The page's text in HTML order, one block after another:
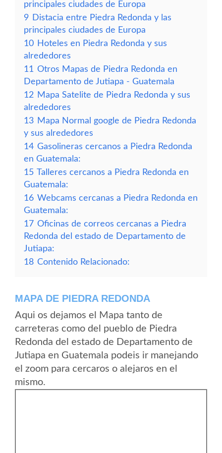
principales ciudades de Europa
9 Distacia entre Piedra Redonda y las
principales ciudades de Europa
10 Hoteles en Piedra Redonda y sus
alrededores
11 Otros Mapas de Piedra Redonda en
Departamento de Jutiapa - Guatemala
12 Mapa Satelite de Piedra Redonda y sus
alrededores
13 Mapa Normal google de Piedra Redonda
y sus alrededores
14 Gasolineras cercanos a Piedra Redonda
en Guatemala:
15 Talleres cercanos a Piedra Redonda en
Guatemala:
16 Webcams cercanas a Piedra Redonda en
Guatemala:
17 Oficinas de correos cercanas a Piedra
Redonda del estado de Departamento de
Jutiapa:
18 Contenido Relacionado:
MAPA DE PIEDRA REDONDA
Aqui os dejamos el Mapa tanto de
carreteras como del pueblo de Piedra
Redonda del estado de Departamento de
Jutiapa en Guatemala podeis ir manejando
el zoom para cercaros o alejaros en el
mismo.